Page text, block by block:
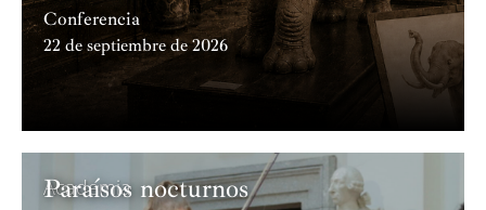
Conferencia
22 de septiembre de 2026
Academia
Paraísos nocturnos